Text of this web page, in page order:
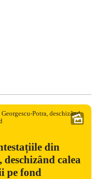
din
calea
pe fond